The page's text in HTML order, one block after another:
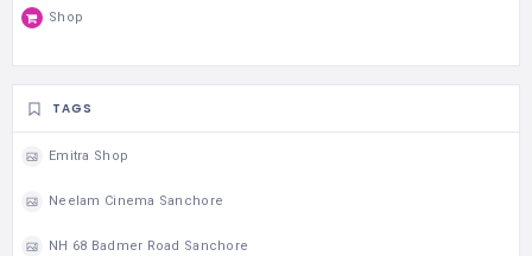
Shop
TAGS
Emitra Shop
Neelam Cinema Sanchore
NH 68 Badmer Road Sanchore